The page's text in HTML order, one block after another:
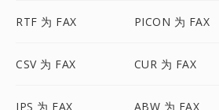
RTF 为 FAX PICON 为 FAX
CSV 为 FAX CUR 为 FAX
JPS 为 FAX ABW 为 FAX